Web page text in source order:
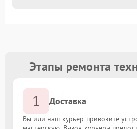
Этапы ремонта
1 Доставка
Вы или наш курьер привозите